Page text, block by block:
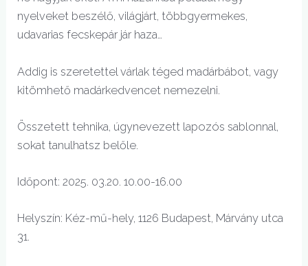
nyelveket beszélő, világjárt, többgyermekes,
udavarias fecskepár jár haza…
Addig is szeretettel várlak téged madárbábot, vagy
kitömhető madárkedvencet nemezelni.
Összetett tehnika, úgynevezett lapozós sablonnal,
sokat tanulhatsz belőle.
Időpont: 2025. 03.20. 10.00-16.00
Helyszín: Kéz-mű-hely, 1126 Budapest, Márvány utca
31.